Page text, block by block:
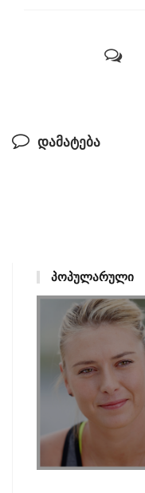
დამატება
ᲞᲝᲞᲣᲚᲐᲠᲣᲚᲘ